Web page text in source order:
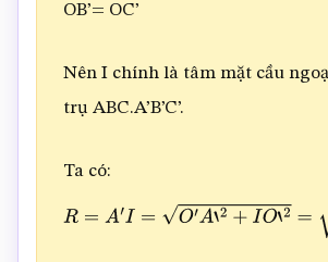
OB’= OC’
Nên I chính là tâm mặt cầu
trụ ABC.A’B’C’.
Ta có:
R=A ′I=O ′A 2+IO‘2= a 33 )2 + a2=